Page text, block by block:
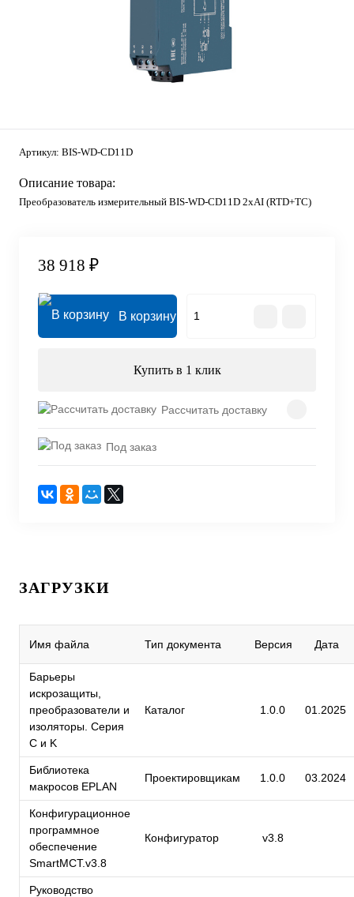
Артикул: BIS-WD-CD11D
Описание товара:
Преобразователь измерительный BIS-WD-CD11D 2хAI (RTD+TC)
38 918 ₽
В корзину
Купить в 1 клик
Рассчитать доставку
Под заказ
ЗАГРУЗКИ
Имя файла Тип документа Версия Дата
Барьеры
искрозащиты,
преобразователи и
изоляторы. Серия
C и K
Каталог 1.0.0 01.2025
Библиотека
макросов EPLAN
Проектировщикам 1.0.0 03.2024
Конфигурационное
программное
обеспечение
SmartMCT.v3.8
Конфигуратор v3.8
Руководство